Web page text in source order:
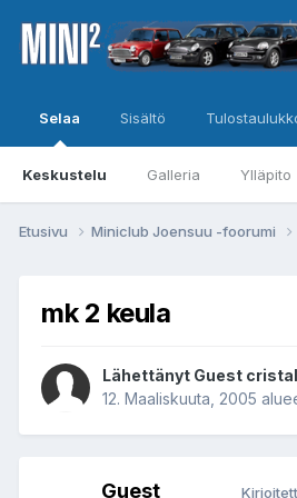
Selaa
Keskustelu Galleria Ylläpito
Sisältö
Etusivu Miniclub Joensuu -foorumi
mk 2 keula
Lähettänyt Guest
12. Maaliskuuta, 2005
Guest